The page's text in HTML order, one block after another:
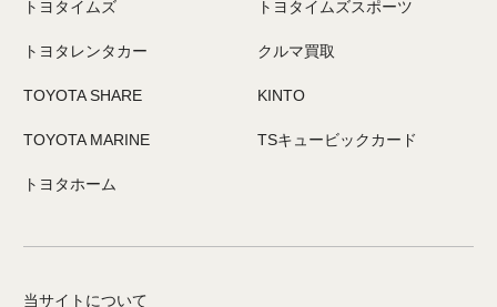
トヨタイムズ トヨタイムズスポーツ
トヨタレンタカー クルマ買取
TOYOTA SHARE KINTO
TOYOTA MARINE TSキュービックカード
トヨタホーム
当サイトについて